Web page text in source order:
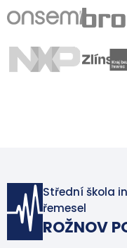
Střední škola
řemesel
ROŽNOV